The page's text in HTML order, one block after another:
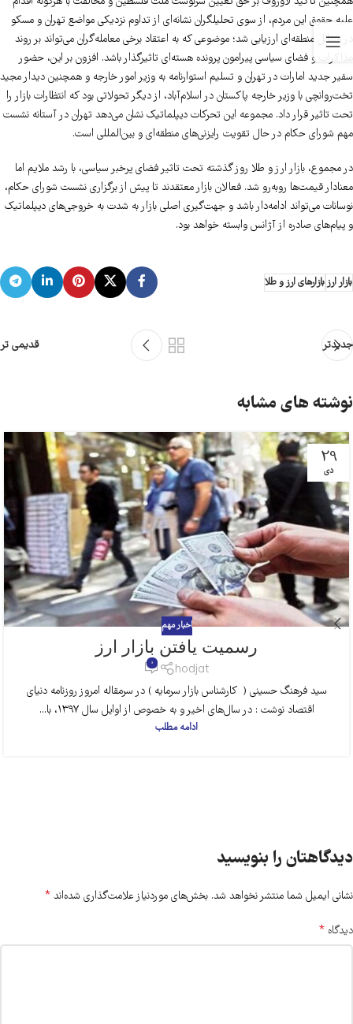
علیه حقوق این مردم، از سوی تحلیلگران نشانه‌ای از تداوم نزدیکی مواضع تهران و مسکو
در مسائل منطقه‌ای ارزیابی شد؛ موضوعی که به اعتقاد برخی معامله‌گران می‌تواند بر روند
مذاکرات و فضای سیاسی پیرامون پرونده هسته‌ای تاثیرگذار باشد. افزون بر این، حضور
سفیر جدید امارات در تهران و تسلیم استوارنامه به وزیر امور خارجه و همچنین دیدار مجید
تخت‌روانچی با وزیر خارجه پاکستان در اسلام‌آباد، از دیگر تحولاتی بود که انتظارات بازار را
تحت تاثیر قرار داد. مجموعه این تحرکات دیپلماتیک نشان می‌دهد تهران در آستانه نشست
مهم شورای حکام در حال تقویت رایزنی‌های منطقه‌ای و بین‌المللی است.
در مجموع، بازار ارز و طلا روز گذشته تحت تاثیر فضای پرخبر سیاسی، با رشد ملایم اما
معنادار قیمت‌ها روبه‌رو شد. فعالان بازار معتقدند تا پیش از برگزاری نشست شورای حکام،
نوسانات می‌تواند ادامه‌دار باشد و جهت‌گیری اصلی بازار به شدت به خروجی‌های دیپلماتیک
و پیام‌های صادره از آژانس وابسته خواهد بود.
بازار ارزبازارهای ارز و طلا
جدیدتر قدیمی تر
نوشته های مشابه
29
دی
اخبار مهم
رسمیت یافتن بازار ارز
hodjat
0
سید فرهنگ حسینی ( کارشناس بازار سرمایه ) در سرمقاله امروز روزنامه دنیای
اقتصاد نوشت : در سال‌های اخیر و به خصوص از اوایل سال ۱۳۹۷، با...
ادامه مطلب
دیدگاهتان را بنویسید
نشانی ایمیل شما منتشر نخواهد شد. بخش‌های موردنیاز علامت‌گذاری شده‌اند *
دیدگاه *